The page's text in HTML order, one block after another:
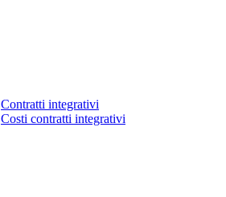
Contratti integrativi
Costi contratti integrativi